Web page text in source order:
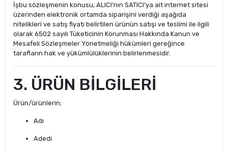
İşbu sözleşmenin konusu, ALICI’nın SATICI’ya ait internet sitesi
üzerinden elektronik ortamda siparişini verdiği aşağıda
nitelikleri ve satış fiyatı belirtilen ürünün satışı ve teslimi ile ilgili
olarak 6502 sayılı Tüketicinin Korunması Hakkında Kanun ve
Mesafeli Sözleşmeler Yönetmeliği hükümleri gereğince
tarafların hak ve yükümlülüklerinin belirlenmesidir.
3. ÜRÜN BİLGİLERİ
Ürün/ürünlerin;
Adı
Adedi